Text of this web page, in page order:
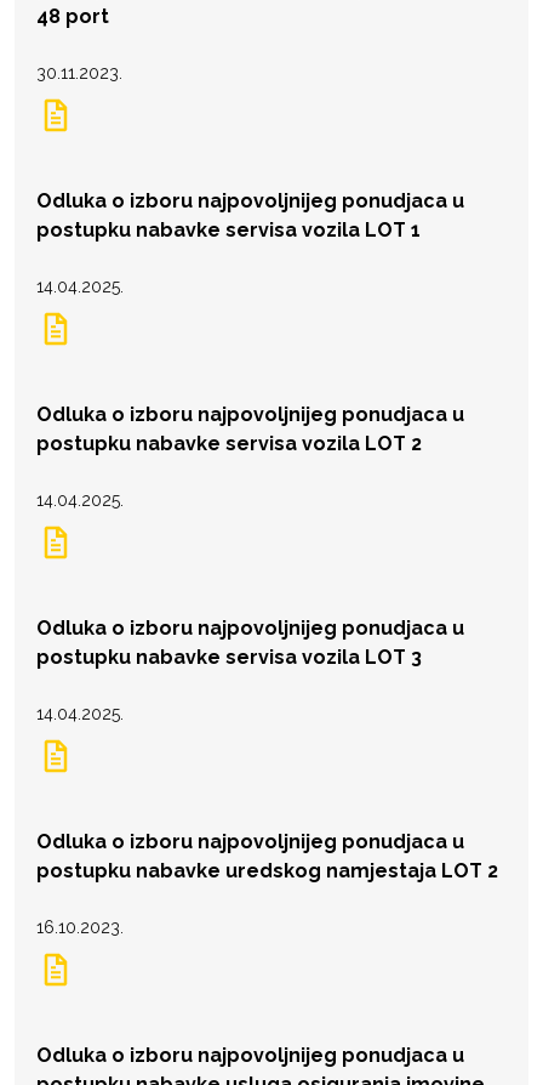
48 port
30.11.2023.
Odluka o izboru najpovoljnijeg ponudjaca u
postupku nabavke servisa vozila LOT 1
14.04.2025.
Odluka o izboru najpovoljnijeg ponudjaca u
postupku nabavke servisa vozila LOT 2
14.04.2025.
Odluka o izboru najpovoljnijeg ponudjaca u
postupku nabavke servisa vozila LOT 3
14.04.2025.
Odluka o izboru najpovoljnijeg ponudjaca u
postupku nabavke uredskog namjestaja LOT 2
16.10.2023.
Odluka o izboru najpovoljnijeg ponudjaca u